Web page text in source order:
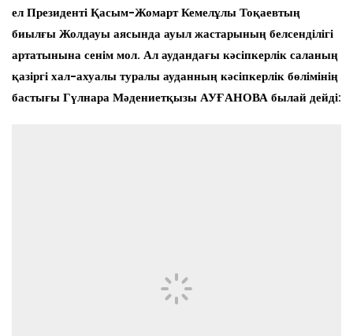
ел Президенті Қасым-Жомарт Кемелұлы Тоқаевтың
биылғы Жолдауы аясында ауыл жастарының белсенділігі
артатынына сенім мол. Ал аудандағы кәсіпкерлік саланың
қазіргі хал-ахуалы туралы ауданның кәсіпкерлік бөлімінің
бастығы Гүлнара Мәдениетқызы АУҒАНОВА былай дейді: